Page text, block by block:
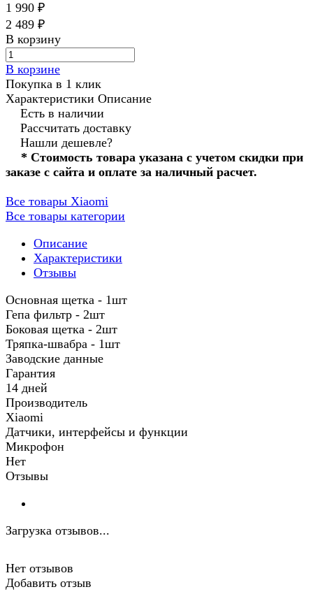
1 990 ₽
2 489 ₽
В корзину
В корзине
Покупка в 1 клик
Характеристики Описание
Есть в наличии
Рассчитать доставку
Нашли дешевле?
* Стоимость товара указана с учетом скидки при
заказе с сайта и оплате за наличный расчет.
Все товары Xiaomi
Все товары категории
Описание
Характеристики
Отзывы
Основная щетка - 1шт
Гепа фильтр - 2шт
Боковая щетка - 2шт
Тряпка-швабра - 1шт
Заводские данные
Гарантия
14 дней
Производитель
Xiaomi
Датчики, интерфейсы и функции
Микрофон
Нет
Отзывы
Загрузка отзывов...
Нет отзывов
Добавить отзыв